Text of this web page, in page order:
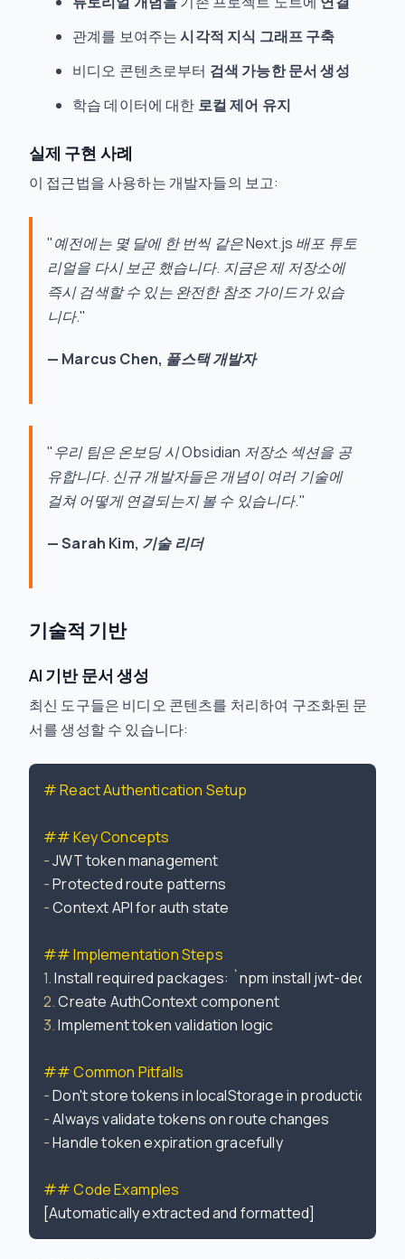
관계를 보여주는시각적 지식 그래프 구축
비디오 콘텐츠로부터 검색 가능한 문서 생성
학습 데이터에 대한 로컬 제어 유지
실제 구현 사례
이 접근법을 사용하는 개발자들의 보고:
"예전에는 몇 달에 한 번씩 같은 Next.js 배포 튜토
리얼을 다시 보곤 했습니다. 지금은 제 저장소에
즉시 검색할 수 있는 완전한 참조 가이드가 있습
니다."
— Marcus Chen, 풀스택 개발자
"우리 팀은 온보딩 시 Obsidian 저장소 섹션을 공
유합니다. 신규 개발자들은 개념이 여러 기술에
걸쳐 어떻게 연결되는지 볼 수 있습니다."
— Sarah Kim, 기술 리더
기술적 기반
AI 기반 문서 생성
최신 도구들은 비디오 콘텐츠를 처리하여 구조화된 문
서를 생성할 수 있습니다:
# React Authentication Setup
## Key Concepts
-
-
- Context API for auth state
## Implementation Steps
1. Install required packages: `npm install jwt-decode`
2.
Create AuthContext component
3. Implement token validation logic
## Common Pitfalls
-
-
- Handle token expiration gracefully
## Code Examples